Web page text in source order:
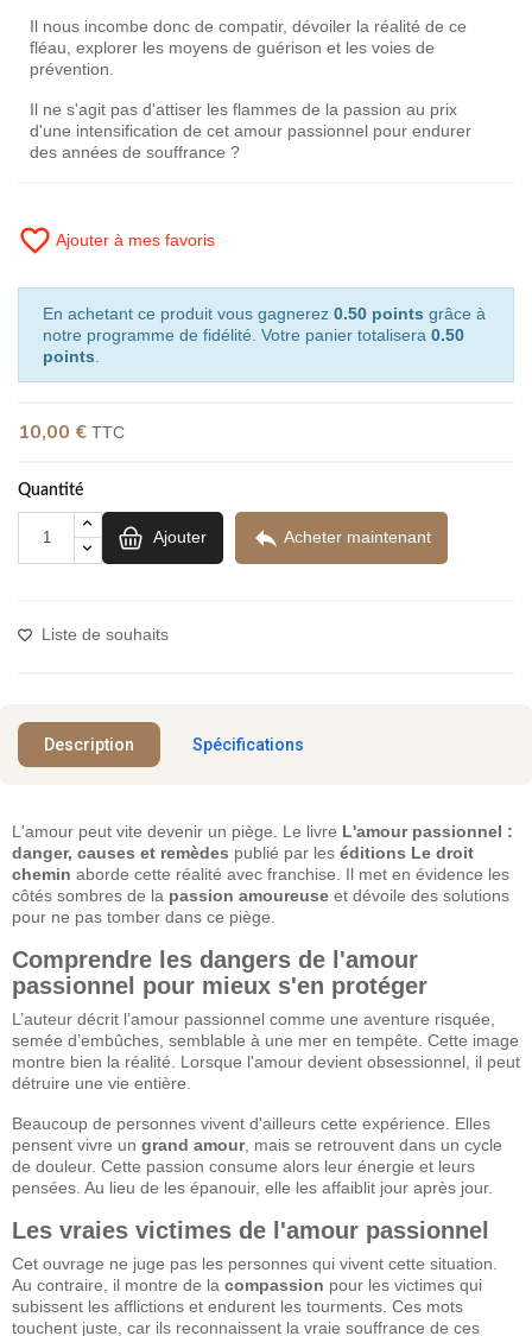
Il nous incombe donc de compatir, dévoiler la réalité de ce
fléau, explorer les moyens de guérison et les voies de
prévention.
Il ne s'agit pas d'attiser les flammes de la passion au prix
d'une intensification de cet amour passionnel pour endurer
des années de souffrance ?
favorite_border Ajouter à mes favoris
En achetant ce produit vous gagnerez 0.50 points grâce à
notre programme de fidélité. Votre panier totalisera 0.50
points
10,00 € TTC
Quantité
Ajouter  Acheter maintenant
Liste de souhaits
Description Spécifications
L'amour peut vite devenir un piège. Le livre L'amour passionnel :
danger, causes et remèdes publié par les éditions Le droit
chemin aborde cette réalité avec franchise. Il met en évidence les
côtés sombres de la passion amoureuse et dévoile des solutions
pour ne pas tomber dans ce piège.
Comprendre les dangers de l'amour
passionnel pour mieux s'en protéger
L’auteur décrit l’amour passionnel comme une aventure risquée,
semée d’embûches, semblable à une mer en tempête. Cette image
montre bien la réalité. Lorsque l'amour devient obsessionnel, il peut
détruire une vie entière.
Beaucoup de personnes vivent d'ailleurs cette expérience. Elles
pensent vivre un grand amour, mais se retrouvent dans un cycle
de douleur. Cette passion consume alors leur énergie et leurs
pensées. Au lieu de les épanouir, elle les affaiblit jour après jour.
Les vraies victimes de l'amour passionnel
Cet ouvrage ne juge pas les personnes qui vivent cette situation.
Au contraire, il montre de la compassion pour les victimes qui
subissent les afflictions et endurent les tourments. Ces mots
touchent juste, car ils reconnaissent la vraie souffrance de ces